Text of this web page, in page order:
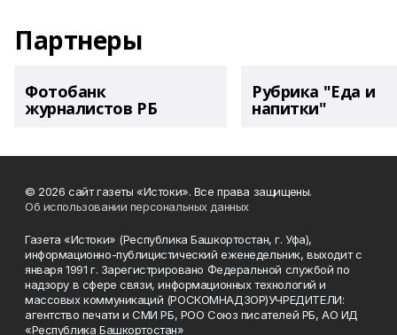
Партнеры
Фотобанк
журналистов РБ
Рубрика "Еда и
напитки"
© 2026 сайт газеты «Истоки». Все права защищены.
Об использовании персональных данных
Газета «Истоки» (Республика Башкортостан, г. Уфа),
информационно-публицистический еженедельник, выходит с
января 1991 г. Зарегистрировано Федеральной службой по
надзору в сфере связи, информационных технологий и
массовых коммуникаций (РОСКОМНАДЗОР)УЧРЕДИТЕЛИ:
агентство печати и СМИ РБ, РОО Союз писателей РБ, АО ИД
«Республика Башкортостан»